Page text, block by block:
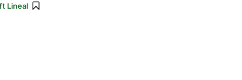
Lineal